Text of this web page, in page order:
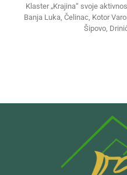
Klaster „Krajina“ svoje
Banja Luka, Čelinac, Kotor
Šipovo,